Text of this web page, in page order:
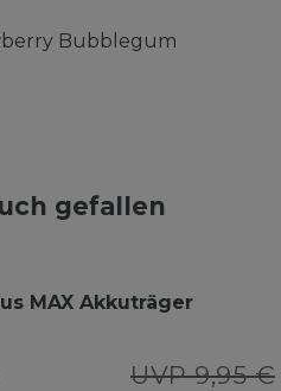
Bubblegum
gefallen
MAX Akkuträger
UVP 9,95 €